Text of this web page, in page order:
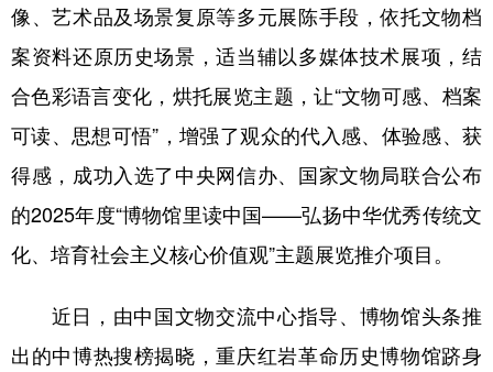
像、艺术品及场景复原等多元展陈手段，依托文物档
案资料还原历史场景，适当辅以多媒体技术展项，结
合色彩语言变化，烘托展览主题，让“文物可感、档案
可读、思想可悟”，增强了观众的代入感、体验感、获
得感，成功入选了中央网信办、国家文物局联合公布
的2025年度“博物馆里读中国——弘扬中华优秀传统文
化、培育社会主义核心价值观”主题展览推介项目。
近日，由中国文物交流中心指导、博物馆头条推
出的中博热搜榜揭晓，重庆红岩革命历史博物馆跻身